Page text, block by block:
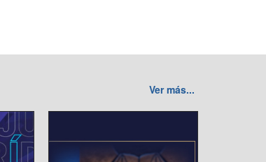
Ver más...